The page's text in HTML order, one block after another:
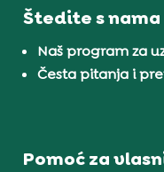
Štedite s nama
Naš program za
Česta pitanja i
Pomoć za